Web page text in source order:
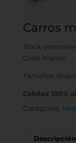
Carros
Stock
Color blanco
Tamaños
Calidad 100%
Categoría:
Descripción